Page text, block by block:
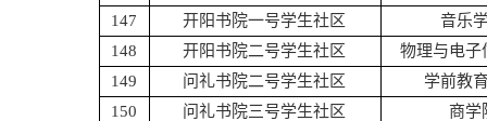
147
开阳书院一号学生社区
音乐
148
开阳书院二号学生社区
物理与电子
149
问礼书院二号学生社区
学前教
150
问礼书院三号学生社区
商学